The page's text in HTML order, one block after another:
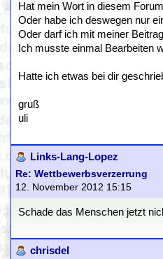
Hat mein Wort in diesem
Oder habe ich deswegen nur
Oder darf ich mit meiner
Ich musste einmal Bearbeiten
Hatte ich etwas bei dir
gruß
uli
Links-Lang-Lopez
Re: Wettbewerbsverzerrung
12. November 2012 15:15
Schade das Menschen jetzt
chrisdel